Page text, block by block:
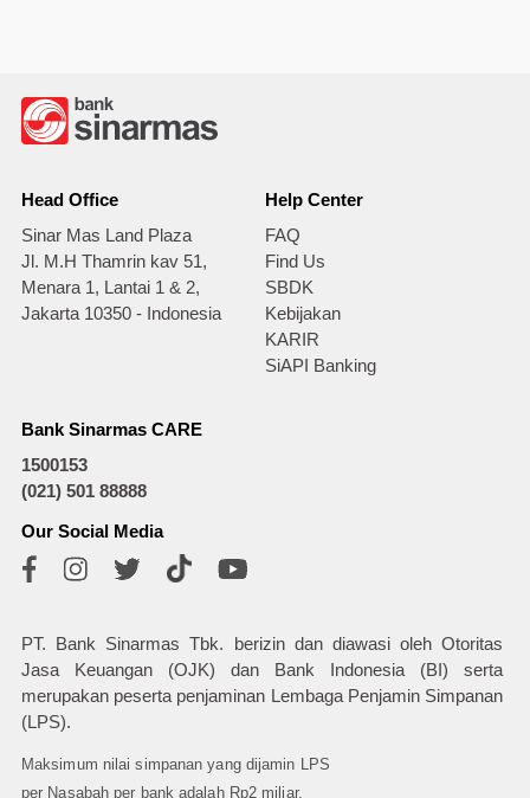
Head Office
Sinar Mas Land Plaza
Jl. M.H Thamrin kav 51,
Menara 1, Lantai 1 & 2,
Jakarta 10350 - Indonesia
Help Center
FAQ
Find Us
SBDK
Kebijakan
KARIR
SiAPI Banking
Bank Sinarmas CARE
1500153
(021) 501 88888
Our Social Media
PT. Bank Sinarmas Tbk. berizin dan diawasi oleh Otoritas
Jasa Keuangan (OJK) dan Bank Indonesia (BI) serta
merupakan peserta penjaminan Lembaga Penjamin Simpanan
(LPS).
Maksimum nilai simpanan yang dijamin LPS
per Nasabah per bank adalah Rp2 miliar.